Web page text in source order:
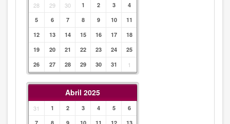
28 29 30 1 2 3
4
5
6 7 8 9 10
11
12
13 14 15 16 17
18
19
20 21 22 23 24
25
26
27 28 29 30 31 1
Abril 2025
31 1 2 3 4 5
6